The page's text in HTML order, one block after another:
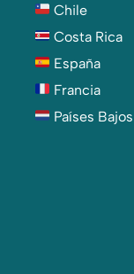
Chile
Costa Rica
España
Francia
Países Bajos